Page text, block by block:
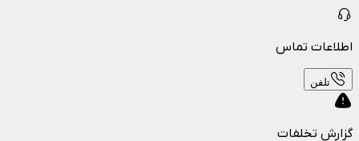
اطلاعات تماس
تلفن
گزارش تخلفات